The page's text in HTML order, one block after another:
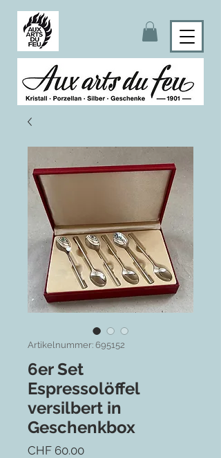
Artikelnummer: 695152
6er Set
Espressolöffel
versilbert in
Geschenkbox
CHF 60.00Preis